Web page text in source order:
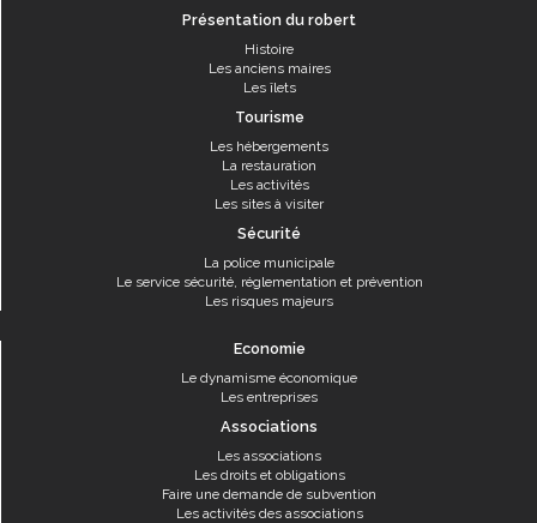
Présentation du robert
Histoire
Les anciens maires
Les îlets
Tourisme
Les hébergements
La restauration
Les activités
Les sites à visiter
Sécurité
La police municipale
Le service sécurité, réglementation et prévention
Les risques majeurs
Economie
Le dynamisme économique
Les entreprises
Associations
Les associations
Les droits et obligations
Faire une demande de subvention
Les activités des associations